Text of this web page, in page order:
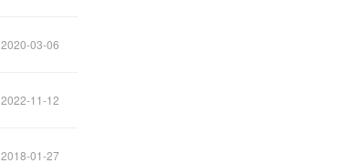
2020-03-06
2022-11-12
2018-01-27